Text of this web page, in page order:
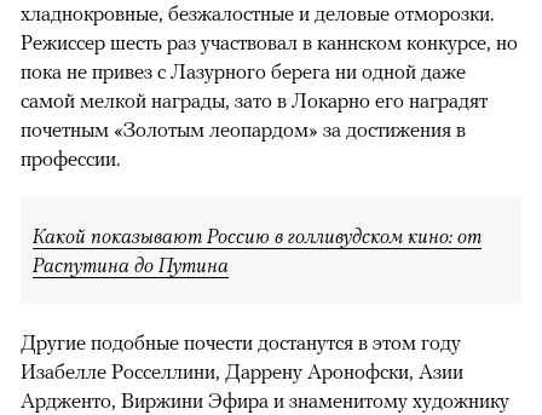
хладнокровные, безжалостные и деловые отморозки.
Режиссер шесть раз участвовал в каннском конкурсе, но
пока не привез с Лазурного берега ни одной даже
самой мелкой награды, зато в Локарно его наградят
почетным «Золотым леопардом» за достижения в
профессии.
Какой показывают Россию в голливудском кино: от
Распутина до Путина
Другие подобные почести достанутся в этом году
Изабелле Росселлини, Даррену Аронофски, Азии
Ардженто, Виржини Эфира и знаменитому художнику